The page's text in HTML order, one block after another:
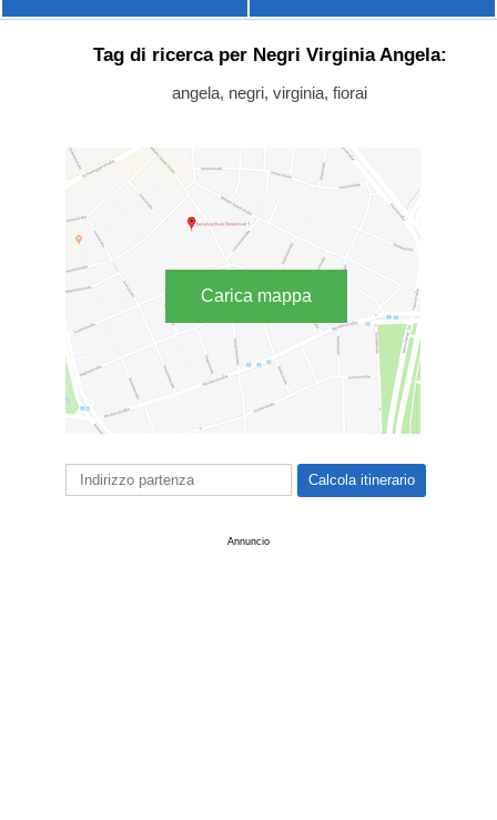
Tag di ricerca per Negri Virginia Angela:
angela, negri, virginia, fiorai
Carica mappa
Annuncio